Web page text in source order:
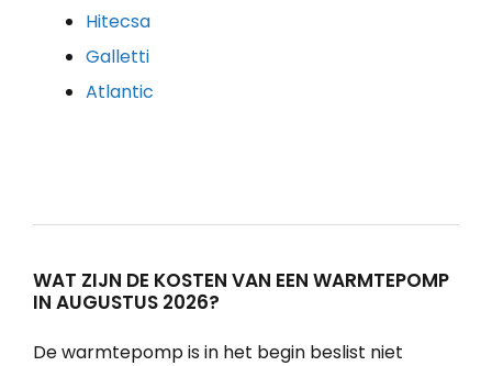
Hitecsa
Galletti
Atlantic
WAT ZIJN DE KOSTEN VAN EEN WARMTEPOMP
IN AUGUSTUS 2026?
De warmtepomp is in het begin beslist niet